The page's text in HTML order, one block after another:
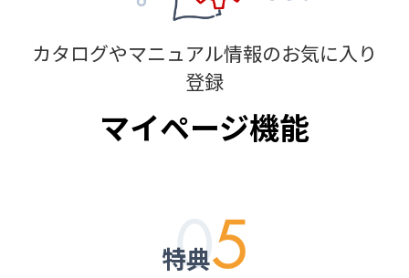
カタログやマニュアル情報のお気に入り
登録
マイページ機能
特典